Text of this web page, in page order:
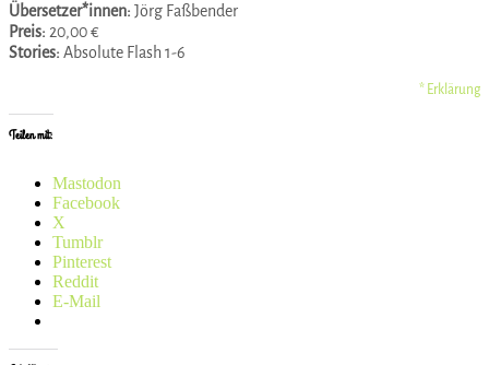
Übersetzer*innen: Jörg Faßbender
Preis: 20,00 €
Stories: Absolute Flash 1-6
* Erklärung
Teilen mit:
Mastodon
Facebook
X
Tumblr
Pinterest
Reddit
E-Mail